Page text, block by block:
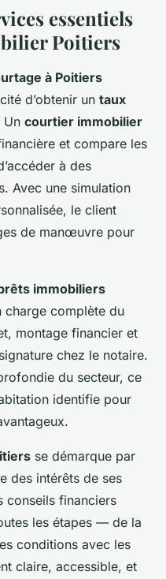
essentiels
Poitiers
à Poitiers
d’obtenir un taux
Un courtier immobilier
et compare les
à des
Avec une simulation
le client
de manœuvre pour
immobiliers
charge complète du
montage financier et
chez le notaire.
du secteur, ce
identifie pour
se démarque par
des intérêts de ses
conseils financiers
les étapes — de la
conditions avec les
claire, accessible, et